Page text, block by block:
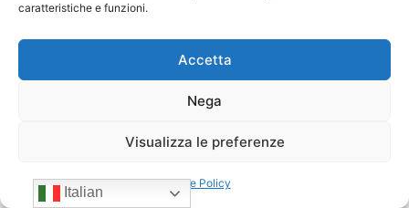
caratteristiche e funzioni.
Accetta
Nega
Visualizza le preferenze
Cookie Policy
Italian